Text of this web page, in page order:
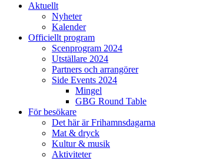
Aktuellt
Nyheter
Kalender
Officiellt program
Scenprogram 2024
Utställare 2024
Partners och arrangörer
Side Events 2024
Mingel
GBG Round Table
För besökare
Det här är Frihamnsdagarna
Mat & dryck
Kultur & musik
Aktiviteter